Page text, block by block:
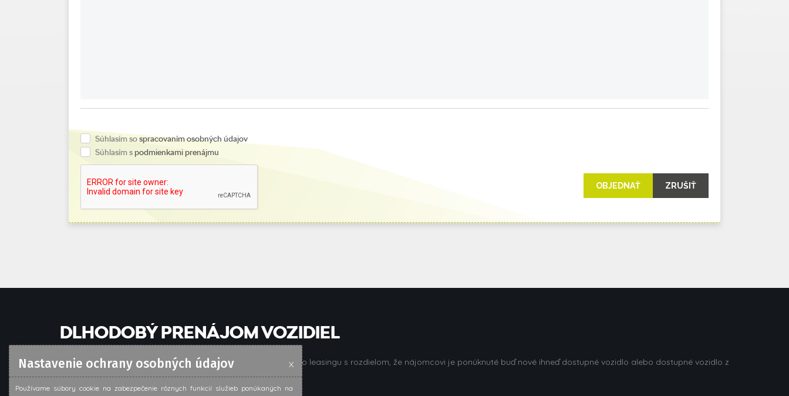
Nastavenie ochrany osobných údajov X
Používame súbory cookie na zabezpečenie rôznych funkcií služieb ponúkaných na
Súhlasím sospracovaním osobných údajov
Súhlasím s podmienkami prenájmu
ZRUŠIŤ
DLHODOBÝ PRENÁJOM VOZIDIEL
Dlhodobý prenájom vozidla z autoparku je forma operatívneho leasingu s rozdielom, že nájomcovi je ponúknuté buď nové ihneď dostupné vozidlo alebo dostupné vozidlo z
nášho autoparku podľa špecifikácie nájomcu.